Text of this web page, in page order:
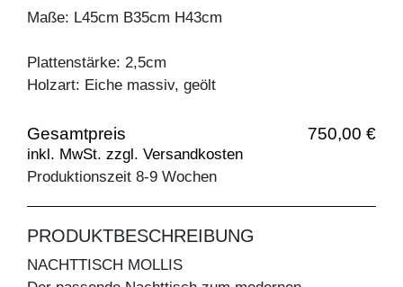
Maße: L45cm B35cm H43cm
Plattenstärke: 2,5cm
Holzart: Eiche massiv, geölt
Gesamtpreis 750,00 €
inkl. MwSt. zzgl. Versandkosten
Produktionszeit 8-9 Wochen
PRODUKTBESCHREIBUNG
NACHTTISCH MOLLIS